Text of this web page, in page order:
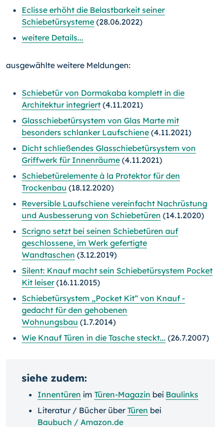
Eclisse erhöht die Belastbarkeit seiner
Schiebetürsysteme (28.06.2022)
weitere Details...
ausgewählte weitere Meldungen:
Schiebetür von Dormakaba komplett in die
Architektur integriert (4.11.2021)
Glasschiebetürsystem von Glas Marte mit
besonders schlanker Laufschiene (4.11.2021)
Dicht schließendes Glasschiebetürsystem von
Griffwerk für Innenräume (4.11.2021)
Schiebetürelemente à la Protektor für den
Trockenbau (18.12.2020)
Reversible Laufschiene vereinfacht Nachrüstung
und Ausbesserung von Schiebetüren (14.1.2020)
Scrigno setzt bei seinen Schiebetüren auf
geschlossene, im Werk gefertigte
Wandtaschen (3.12.2019)
Silent: Knauf macht sein Schiebetürsystem Pocket
Kit leiser(16.11.2015)
Schiebetürsystem „Pocket Kit“ von Knauf -
gedacht für den gehobenen
Wohnungsbau (1.7.2014)
Wie Knauf Türen in die Tasche steckt... (26.7.2007)
siehe zudem:
Innentüren im Türen-Magazin bei Baulinks
Literatur / Bücher überTüren bei
Baubuch / Amazon.de